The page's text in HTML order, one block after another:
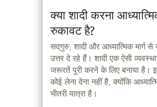
क्या शादी करना
रुकावट है?
सद्‌गुरु, शादी और आध्यात्मिक मार्ग
उत्तर दे रहे हैं। शादी एक ऐसी
जरूरतें पूरी करने के लिए बनाया है।
कोई लेना देना नहीं है, क्योंकि
भीतरी यात्रा है।